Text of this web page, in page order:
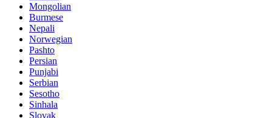
Mongolian
Burmese
Nepali
Norwegian
Pashto
Persian
Punjabi
Serbian
Sesotho
Sinhala
Slovak